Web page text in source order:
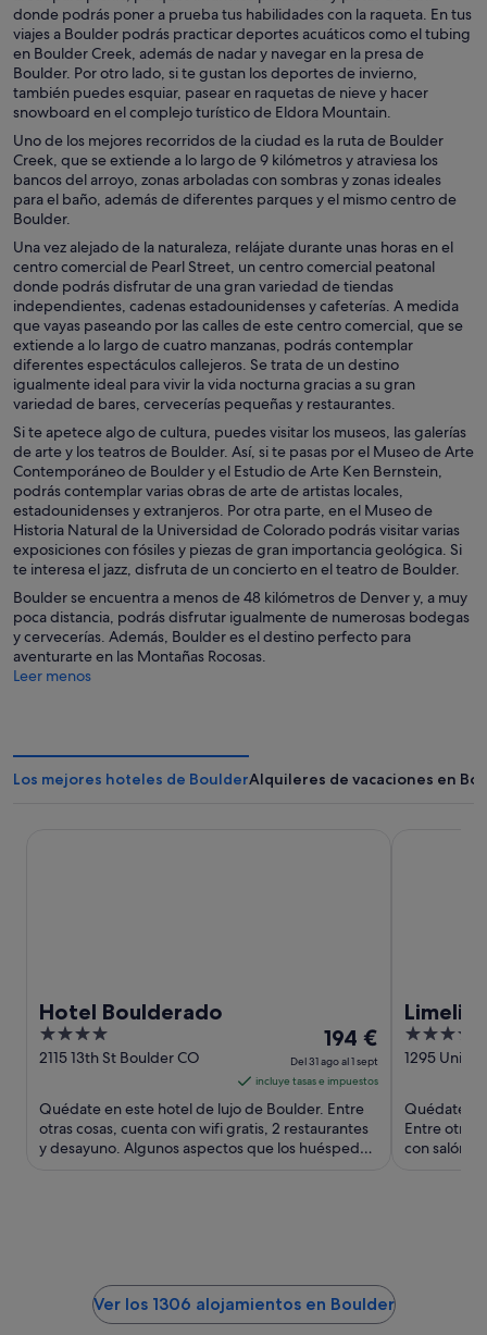
donde podrás poner a prueba tus habilidades con la raqueta. En tus
viajes a Boulder podrás practicar deportes acuáticos como el tubing
en Boulder Creek, además de nadar y navegar en la presa de
Boulder. Por otro lado, si te gustan los deportes de invierno,
también puedes esquiar, pasear en raquetas de nieve y hacer
snowboard en el complejo turístico de Eldora Mountain.
Uno de los mejores recorridos de la ciudad es la ruta de Boulder
Creek, que se extiende a lo largo de 9 kilómetros y atraviesa los
bancos del arroyo, zonas arboladas con sombras y zonas ideales
para el baño, además de diferentes parques y el mismo centro de
Boulder.
Una vez alejado de la naturaleza, relájate durante unas horas en el
centro comercial de Pearl Street, un centro comercial peatonal
donde podrás disfrutar de una gran variedad de tiendas
independientes, cadenas estadounidenses y cafeterías. A medida
que vayas paseando por las calles de este centro comercial, que se
extiende a lo largo de cuatro manzanas, podrás contemplar
diferentes espectáculos callejeros. Se trata de un destino
igualmente ideal para vivir la vida nocturna gracias a su gran
variedad de bares, cervecerías pequeñas y restaurantes.
Si te apetece algo de cultura, puedes visitar los museos, las galerías
de arte y los teatros de Boulder. Así, si te pasas por el Museo de Arte
Contemporáneo de Boulder y el Estudio de Arte Ken Bernstein,
podrás contemplar varias obras de arte de artistas locales,
estadounidenses y extranjeros. Por otra parte, en el Museo de
Historia Natural de la Universidad de Colorado podrás visitar varias
exposiciones con fósiles y piezas de gran importancia geológica. Si
te interesa el jazz, disfruta de un concierto en el teatro de Boulder.
Boulder se encuentra a menos de 48 kilómetros de Denver y, a muy
poca distancia, podrás disfrutar igualmente de numerosas bodegas
y cervecerías. Además, Boulder es el destino perfecto para
aventurarte en las Montañas Rocosas.
Leer menos
Los mejores hoteles de BoulderAlquileres de vacaciones en
Hotel Boulderado
4
out
5
2115 13th St Boulder CO
El
precio
es
de
194 €
por
1
sept
194 €
Del 31 ago al 1 sept
incluye tasas e impuestos
Quédate en este hotel de lujo de Boulder. Entre
otras cosas, cuenta con wifi gratis, 2 restaurantes
y desayuno. Algunos aspectos que los huéspedes
4
out
5
1295
Quédate
Entre otras
con salón y
Ver los 1306 alojamientos en Boulder